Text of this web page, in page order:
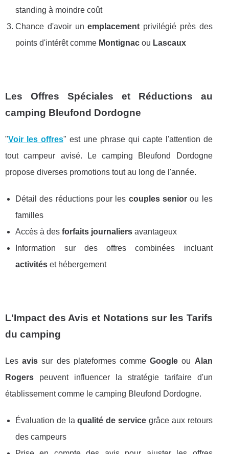
standing à moindre coût
Chance d'avoir unemplacement privilégié près des
points d'intérêt comme Montignac ou Lascaux
Les Offres Spéciales et Réductions au
camping Bleufond Dordogne
"Voir les offres" est une phrase qui capte l'attention de
tout campeur avisé. Le camping Bleufond Dordogne
propose diverses promotions tout au long de l'année.
Détail des réductions pour les couples seniorou les
familles
Accès à des forfaits journaliers avantageux
Information sur des offres combinées incluant
activités et hébergement
L'Impact des Avis et Notations sur les Tarifs
du camping
Lesavis sur des plateformes commeGoogle ou Alan
Rogers peuvent influencer la stratégie tarifaire d'un
établissement comme le camping Bleufond Dordogne.
Évaluation de laqualité de service grâce aux retours
des campeurs